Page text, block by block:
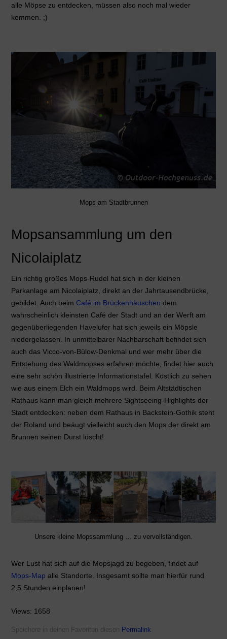
alle Möpse zu entdecken, müssen also noch mal wieder
kommen. ;)
Mops am Stadtbrunnen
Mopsansammlung um den
Nicolaiplatz
Ein richtig großes Mops-Rudel hat sich in der kleinen
Parkanlage am Nicolaiplatz, direkt an der Jahrtausendbrücke,
gebildet. Auch beim Café im Brückenhäuschen dem
wahrscheinlich kleinsten Café der Stadt und an der Werft am
gegenüberliegenden Havelufer hat sich jeweils ein Möpsle
niedergelassen. In unmittelbarer Nachbarschaft befindet sich
auch das Vicco-von-Bülow-Denkmal und wer mehr über die
Entstehung des Waldmopses erfahren möchte, findet hier auch
eine sehr schön illustrierte Informationstafel. Köstlich zu sehen
wie aus einem Elch ein Waldmops wird. Beim Altstädtischen
Rathaus kann man gleich mehrere Sightseeing-Highlights der
Stadt entdecken: neben dem Rathaus in Backstein-Gothik steht
der Roland und beäugt vielleicht auch den Mops der direkt am
Brunnen seinen Durst löscht!
Unsere kleine Mopssammlung … zu vervollständigen.
Wer Lust hat sich auf die Mopsjagd zu begeben, findet auf
Mops-Map alle Standorte. Insgesamt sollte man hierfür rund
2,5 Stunden einplanen!
Views: 1658
Speichere in deinen Favoriten diesen Permalink